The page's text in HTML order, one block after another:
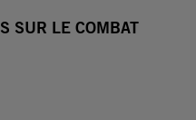
SUR LE COMBAT